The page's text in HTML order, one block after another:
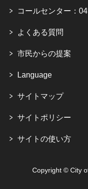
コールセンター：
よくある質問
市民からの提案
Language
サイトマップ
サイトポリシー
サイトの使い方
Copyright © City